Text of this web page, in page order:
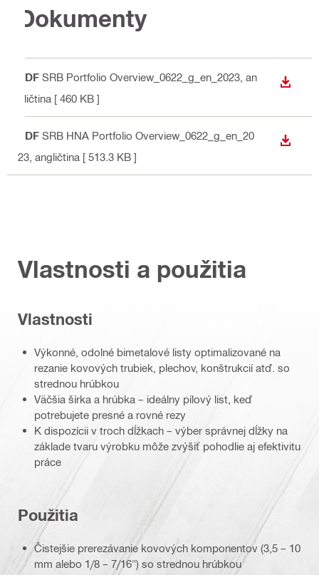
Dokumenty
PDF SRB Portfolio Overview_0622_g_en_2023 , an
gličtina [ 460 KB ]
PDF SRB HNA Portfolio Overview_0622_g_en_20
23 , angličtina [ 513.3 KB ]
Vlastnosti a použitia
Vlastnosti
Výkonné, odolné bimetalové listy optimalizované na
rezanie kovových trubiek, plechov, konštrukcií atď. so
strednou hrúbkou
Väčšia šírka a hrúbka – ideálny pílový list, keď
potrebujete presné a rovné rezy
K dispozícii v troch dĺžkach – výber správnej dĺžky na
základe tvaru výrobku môže zvýšiť pohodlie aj efektivitu
práce
Použitia
Čistejšie prerezávanie kovových komponentov (3,5 – 10
mm alebo 1/8 – 7/16") so strednou hrúbkou